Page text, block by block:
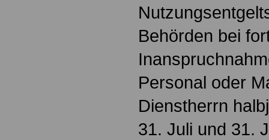
Behörden bei
Personal oder
Dienstherrn
31. Juli und 31.